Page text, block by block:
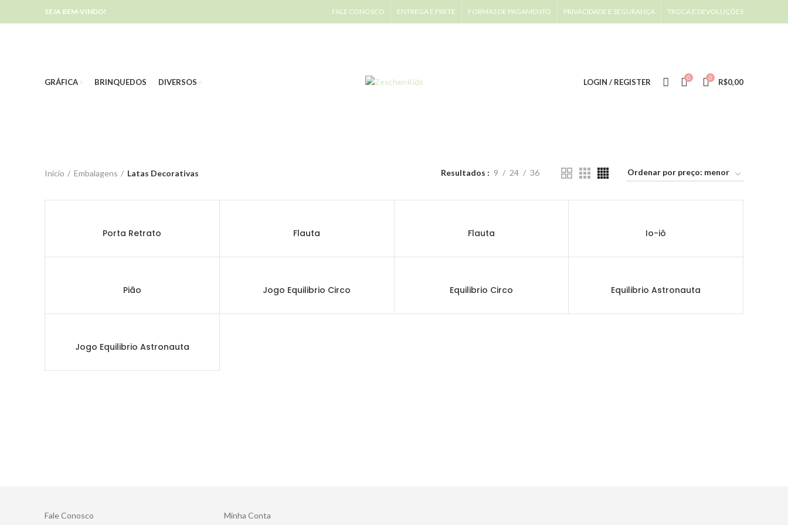
SEJA BEM-VINDO! FALE CONOSCO ENTREGA E FRETE FORMAS DE PAGAMENTO PRIVACIDADE E SEGURANÇA TROCA E DEVOLUÇÕES
GRÁFICA BRINQUEDOS DIVERSOS LOGIN / REGISTER 0 0 R$0,00
Início Embalagens Latas Decorativas Resultados 9 24 36
Porta Retrato Flauta Flauta Io-iô
Pião Jogo Equilibrio Circo Equilibrio Circo Equilibrio Astronauta
Jogo Equilibrio Astronauta
Fale Conosco Minha Conta